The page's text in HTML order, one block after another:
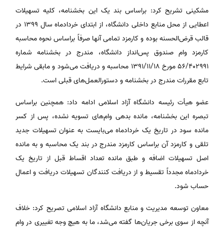
مشکینی تشریح کرد: براساس بند یک این بخشنامه، کلیه تسهیلات
اعطایی از محل منابع داخلی دانشگاه، از ابتدای خردادماه سال ۱۳۹۹ در
قالب قرض‌الحسنه بوده و کارمزد تمامی آنها صرفاً براساس نحوه محاسبه
کارمزد وام صندوق پس‌انداز دانشگاه، مندرج در بخشنامه شماره
۵۶/۴۰۲۹۹۱ مورخ ۱۳۹۱/۱۱/۱۸ محاسبه و دریافت می‌شود و مابقی شرایط
تابع مقررات مندرج در بخشنامه و دستورالعمل‌های قبلی است.
عضو هیأت رئیسه دانشگاه آزاد اسلامی ادامه داد: همچنین براساس
تبصره این بخشنامه، مانده بدهی وام‌های تسویه نشده، پس از کسر
مانده سود در تاریخ یک خردادماه می‌بایست به عنوان تسهیلات جدید
تلقی و کارمزد آن براساس کارمزد مندرج در بند یک محاسبه و به مانده
اصل تسهیلات اضافه و طبق مانده تعداد اقساط قبل از تاریخ یک
خردادماه مجدداً تقسیط و از دریافت کنندگان تسهیلات دریافت و اعمال
حساب شود.
معاون توسعه مدیریت و منابع دانشگاه آزاد اسلامی تصریح کرد: خلاف
آنچه از سوی برخی جریان‌ها گفته می‌شد، ما به هیچ وجه تغییری در وام